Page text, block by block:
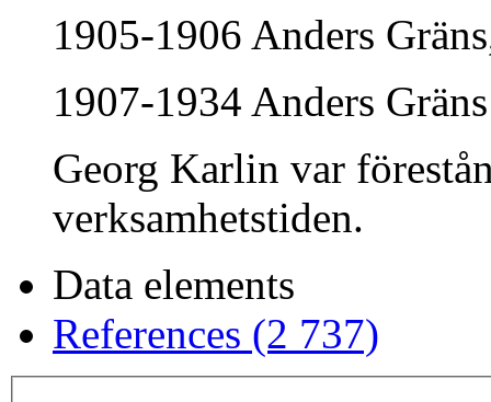
1905-1906 Anders
1907-1934 Anders Gräns
Georg Karlin var
verksamhetstiden.
Data elements
References (2 737)